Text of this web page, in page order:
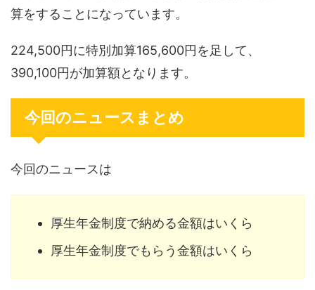
算をすることになっています。
224,500円に特別加算165,600円を足して、
390,100円が加算額となります。
今回のニュースまとめ
今回のニュースは
厚生年金制度で納める金額はいくら
厚生年金制度でもらう金額はいくら